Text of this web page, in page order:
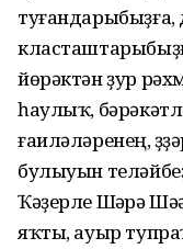
туғандарыбыҙға,
йөрәктән ҙур
һаулыҡ,
ғаиләләренең,
булыуын
Ҡәҙерле Шәүрә
яҡты, ауыр